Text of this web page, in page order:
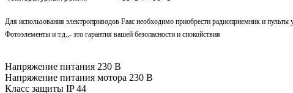
Для использования электроприводов Faac необходимо приобрести радиоприемник и пульты
Фотоэлементы и т.д.,- это гарантия вашей безопасности и спокойствия
Напряжение питания 230 В
Напряжение питания мотора 230 В
Класс защиты IP 44